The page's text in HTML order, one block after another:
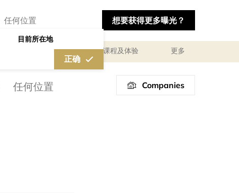
目前所在地
正确
想要获得更多曝光？
私人咨询顾问服务 课程及体验 更多
Companies